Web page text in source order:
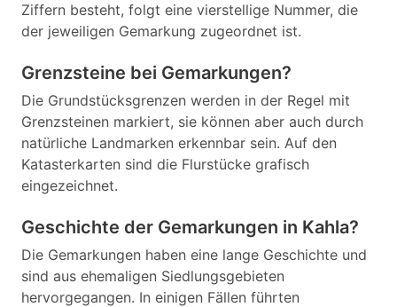
Ziffern besteht, folgt eine vierstellige Nummer, die
der jeweiligen Gemarkung zugeordnet ist.
Grenzsteine bei Gemarkungen?
Die Grundstücksgrenzen werden in der Regel mit
Grenzsteinen markiert, sie können aber auch durch
natürliche Landmarken erkennbar sein. Auf den
Katasterkarten sind die Flurstücke grafisch
eingezeichnet.
Geschichte der Gemarkungen in Kahla?
Die Gemarkungen haben eine lange Geschichte und
sind aus ehemaligen Siedlungsgebieten
hervorgegangen. In einigen Fällen führten